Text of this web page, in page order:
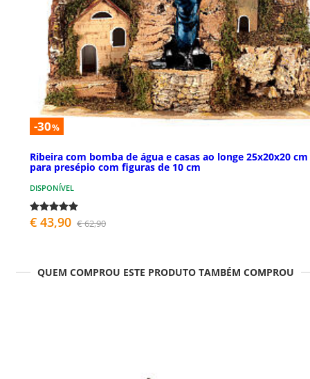
-30%
Ribeira com bomba de água e casas ao longe 25x20x20 cm
para presépio com figuras de 10 cm
DISPONÍVEL
€ 43,90 € 62,90
QUEM COMPROU ESTE PRODUTO TAMBÉM COMPROU